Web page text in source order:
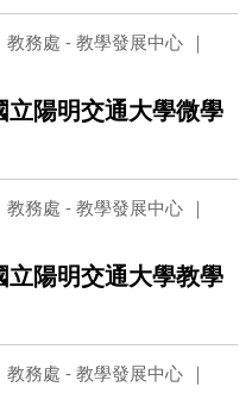
教務處 - 教學發展中心
立陽明交通大學微學
教務處 - 教學發展中心
立陽明交通大學教學
教務處 - 教學發展中心